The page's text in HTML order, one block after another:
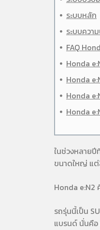
ระบบหลัก
ระบบควา
FAQ
Honda
Honda
Honda
Honda
ในช่วงหลาย
ขนาดใหญ่ แ
Honda e:N2
รถรุ่นนี้เป็น
แบรนด์ นั่นคือ